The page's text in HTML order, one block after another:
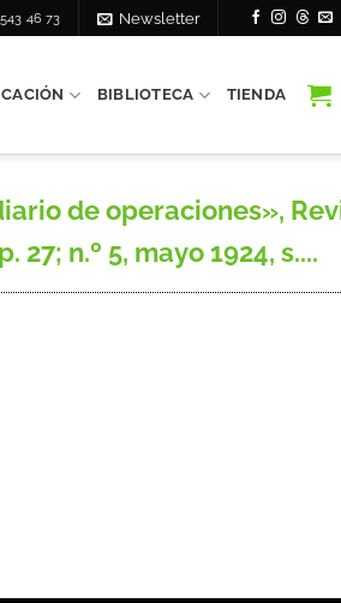
46 73 Newsletter
BIBLIOTECA TIENDA
de operaciones»,
27; n.º 5, mayo 1924, s....